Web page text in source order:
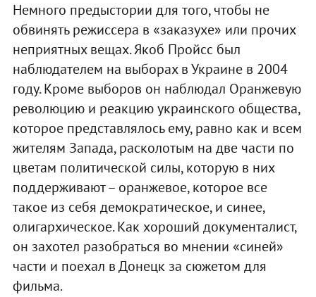
Немного предыстории для того, чтобы не
обвинять режиссера в «заказухе» или прочих
неприятных вещах. Якоб Пройсс был
наблюдателем на выборах в Украине в 2004
году. Кроме выборов он наблюдал Оранжевую
революцию и реакцию украинского общества,
которое представлялось ему, равно как и всем
жителям Запада, расколотым на две части по
цветам политической силы, которую в них
поддерживают – оранжевое, которое все
такое из себя демократическое, и синее,
олигархическое. Как хороший документалист,
он захотел разобраться во мнении «синей»
части и поехал в Донецк за сюжетом для
фильма.